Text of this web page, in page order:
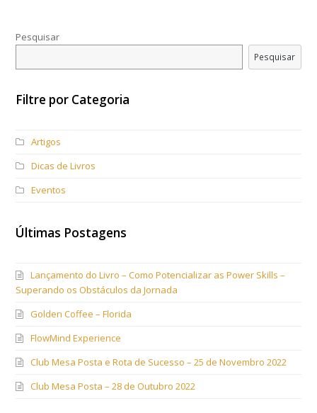
Pesquisar
Pesquisar
Filtre por Categoria
Artigos
Dicas de Livros
Eventos
Últimas Postagens
Lançamento do Livro – Como Potencializar as Power Skills –
Superando os Obstáculos da Jornada
Golden Coffee – Florida
FlowMind Experience
Club Mesa Posta e Rota de Sucesso – 25 de Novembro 2022
Club Mesa Posta – 28 de Outubro 2022